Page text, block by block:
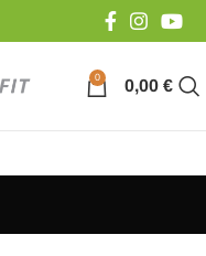
0 0,00 €